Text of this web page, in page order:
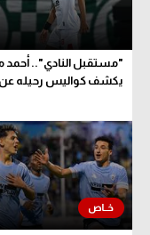
"مستقبل النادي".. أحمد
يكشف كواليس رحيله عن